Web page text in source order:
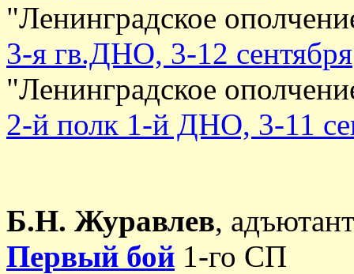
"Ленинградское
3-я гв.ДНО, 3-12 сентября
"Ленинградское
2-й полк 1-й ДНО, 3-11
Б.Н. Журавлев,
Первый бой 1-го СП